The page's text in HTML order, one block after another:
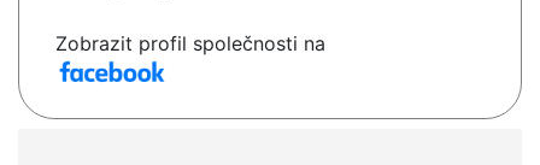
Zobrazit profil společnosti na